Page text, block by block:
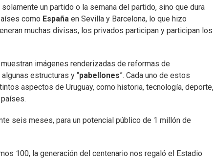
un partido o la semana del partido, sino que dura
como España en Sevilla y Barcelona, lo que hizo
muchas divisas, los privados participan y participan los
imágenes renderizadas de reformas de
estructuras y “pabellones”. Cada uno de estos
aspectos de Uruguay, como historia, tecnología, deporte,
seis meses, para un potencial público de 1 millón de
100, la generación del centenario nos regaló el Estadio